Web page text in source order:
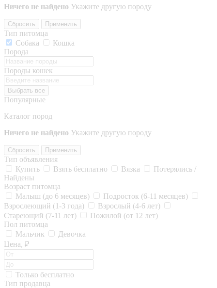
Ничего не найдено Укажите другую породу
Сбросить Применить
Тип питомца
Собака
Кошка
Порода
Породы кошек
Выбрать все
Популярные
Каталог пород
Ничего не найдено Укажите другую породу
Сбросить Применить
Тип объявления
Купить
Взять бесплатно Вязка
Потерялись /
Найдены
Возраст питомца
Малыш (до 6 месяцев)
Подросток (6-11 месяцев)
Взрослеющий (1-3 года)
Взрослый (4-6 лет)
Стареющий (7-11 лет)
Пожилой (от 12 лет)
Пол питомца
Мальчик
Девочка
Цена, ₽
Только бесплатно
Тип продавца